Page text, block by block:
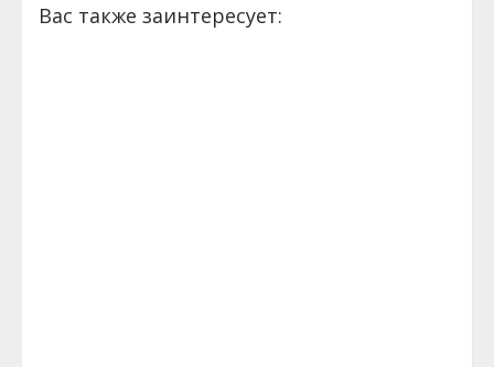
Вас также заинтересует: